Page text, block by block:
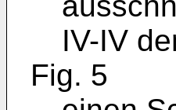
IV-IV
Fig. 5